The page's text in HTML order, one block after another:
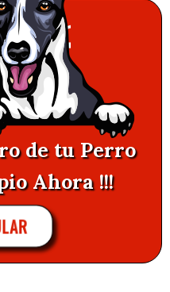
de tu Perro
Ahora !!!